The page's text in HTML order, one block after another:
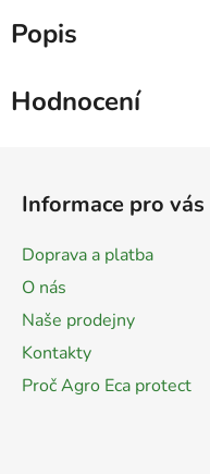
Popis
Hodnocení
Informace pro vás
Doprava a platba
O nás
Naše prodejny
Kontakty
Proč Agro Eca protect